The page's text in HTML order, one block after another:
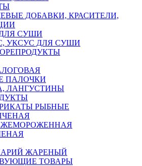
ДОБАВКИ, КРАСИТЕЛИ,
СУШИ
УКСУС ДЛЯ СУШИ
ПАЛОЧКИ
ЛАНГУСТИНЫ
РЫБНЫЕ
ЖАРЕНЫЙ
ТОВАРЫ